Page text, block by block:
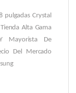
pulgadas Crystal
Alta Gama
Mayorista De
Del Mercado